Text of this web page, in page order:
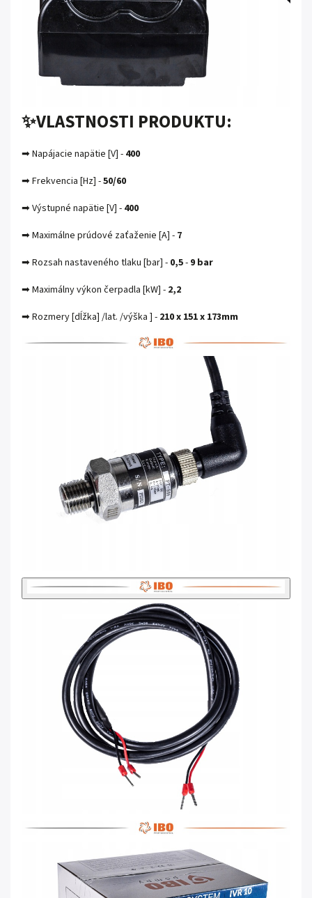
✨VLASTNOSTI PRODUKTU:
➡ Napájacie napätie [V] - 400
➡ Frekvencia [Hz] -50/60
➡ Výstupné napätie [V] - 400
➡ Maximálne prúdové zaťaženie [A] - 7
➡ Rozsah nastaveného tlaku [bar] - 0,5- 9 bar
➡ Maximálny výkon čerpadla [kW] - 2,2
➡ Rozmery [dĺžka] /lat. /výška ] - 210 x 151 x 173mm